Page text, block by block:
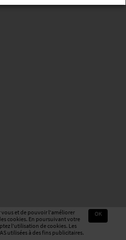
et de pouvoir l'améliorer
cookies. En poursuivant votre
l'utilisation de cookies. Les
utilisées à des fins publicitaires.
OK